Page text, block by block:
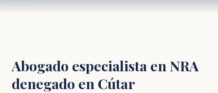
Abogado especialista en NRA
denegado en Cútar